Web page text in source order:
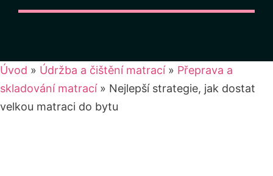
Úvod » Údržba a čištění matrací» Přeprava a
skladování matrací» Nejlepší strategie, jak dostat
velkou matraci do bytu